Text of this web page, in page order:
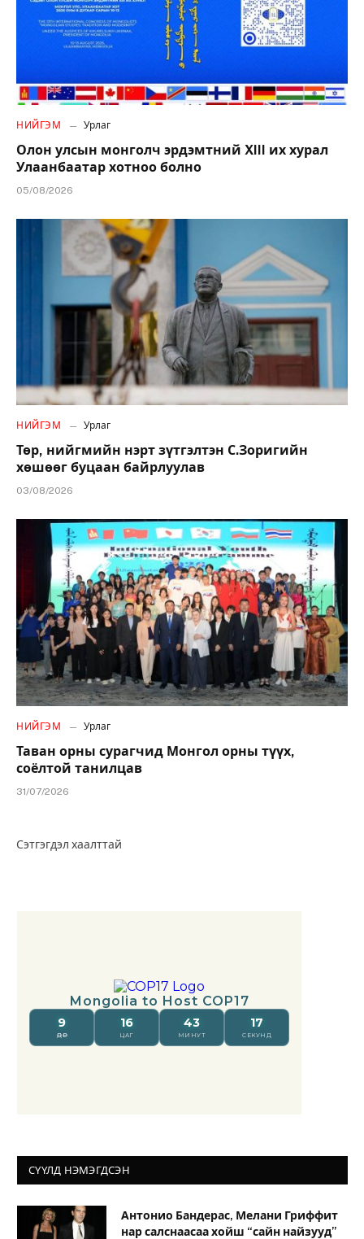
НИЙГЭМ Урлаг
Олон улсын монголч эрдэмтний XIII их хурал
Улаанбаатар хотноо болно
05/08/2026
НИЙГЭМ Урлаг
Төр, нийгмийн нэрт зүтгэлтэн С.Зоригийн
хөшөөг буцаан байрлуулав
03/08/2026
НИЙГЭМ Урлаг
Таван орны сурагчид Монгол орны түүх,
соёлтой танилцав
31/07/2026
Сэтгэгдэл хаалттай
СҮҮЛД НЭМЭГДСЭН
Антонио Бандерас, Мелани Гриффит
нар салснаасаа хойш “сайн найзууд”